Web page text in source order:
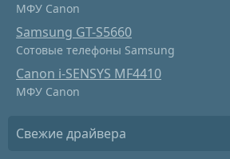
МФУ Canon
Samsung GT-S5660
Сотовые телефоны Samsung
Canon i-SENSYS MF4410
МФУ Canon
Свежие драйвера